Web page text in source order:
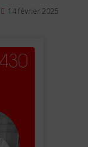
14 février 2025